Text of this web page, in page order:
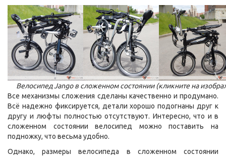
Велосипед Jango в сложенном состоянии (кликните на
Все механизмы сложения сделаны качественно и продумано.
Всё надежно фиксируется, детали хорошо подогнаны друг к
другу и люфты полностью отсутствуют. Интересно, что и в
сложенном состоянии велосипед можно поставить на
подножку, что весьма удобно.
Однако, размеры велосипеда в сложенном состоянии